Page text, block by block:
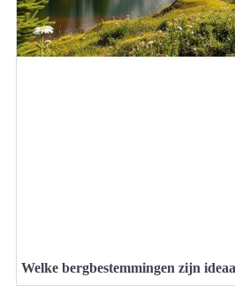
Welke bergbestemmingen zijn